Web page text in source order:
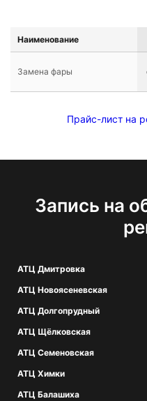
Наименование
Замена фары
Прайс-лист на
Запись на
АТЦ Дмитровка
АТЦ Новоясеневская
АТЦ Долгопрудный
АТЦ Щёлковская
АТЦ Семеновская
АТЦ Химки
АТЦ Балашиха